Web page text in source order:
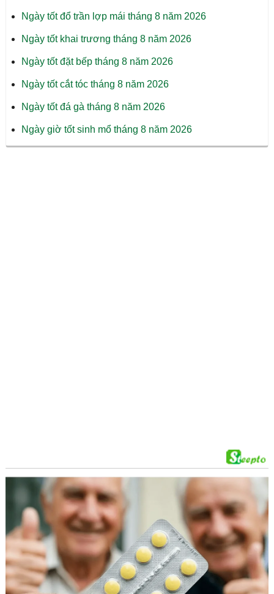
Ngày tốt đổ trần lợp mái tháng 8 năm 2026
Ngày tốt khai trương tháng 8 năm 2026
Ngày tốt đặt bếp tháng 8 năm 2026
Ngày tốt cắt tóc tháng 8 năm 2026
Ngày tốt đá gà tháng 8 năm 2026
Ngày giờ tốt sinh mổ tháng 8 năm 2026